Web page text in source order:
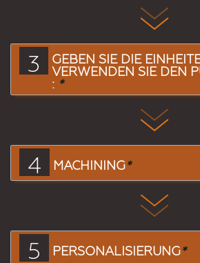
3
GEBEN SIE DIE
VERWENDEN SIE DEN
: *
4 MACHINING*
5 PERSONALISIERUNG*